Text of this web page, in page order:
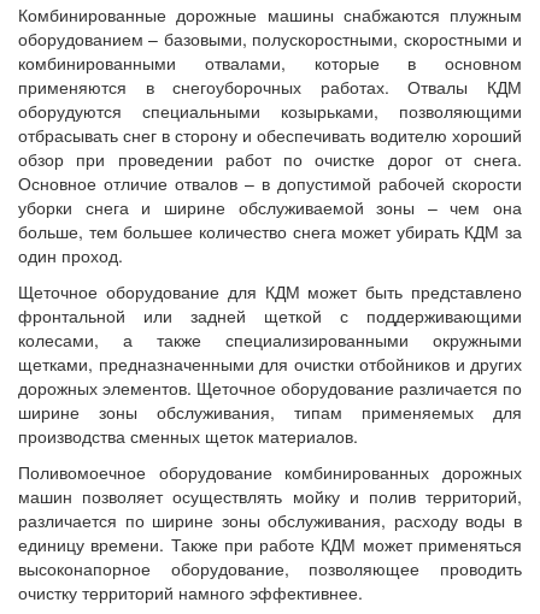
Комбинированные дорожные машины снабжаются плужным
оборудованием – базовыми, полускоростными, скоростными и
комбинированными отвалами, которые в основном
применяются в снегоуборочных работах. Отвалы КДМ
оборудуются специальными козырьками, позволяющими
отбрасывать снег в сторону и обеспечивать водителю хороший
обзор при проведении работ по очистке дорог от снега.
Основное отличие отвалов – в допустимой рабочей скорости
уборки снега и ширине обслуживаемой зоны – чем она
больше, тем большее количество снега может убирать КДМ за
один проход.
Щеточное оборудование для КДМ может быть представлено
фронтальной или задней щеткой с поддерживающими
колесами, а также специализированными окружными
щетками, предназначенными для очистки отбойников и других
дорожных элементов. Щеточное оборудование различается по
ширине зоны обслуживания, типам применяемых для
производства сменных щеток материалов.
Поливомоечное оборудование комбинированных дорожных
машин позволяет осуществлять мойку и полив территорий,
различается по ширине зоны обслуживания, расходу воды в
единицу времени. Также при работе КДМ может применяться
высоконапорное оборудование, позволяющее проводить
очистку территорий намного эффективнее.